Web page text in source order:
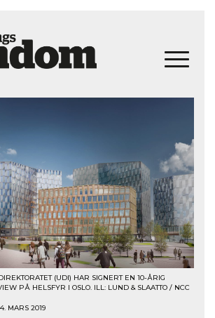
(UDI) HAR SIGNERT EN 10-ÅRIG
PÅ HELSFYR I OSLO. ILL: LUND & SLAATTO / NCC
MARS 2019